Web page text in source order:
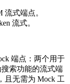
式端点。
流式。
端点：两个用于
索功能的流式端
且无需为 Mock 工